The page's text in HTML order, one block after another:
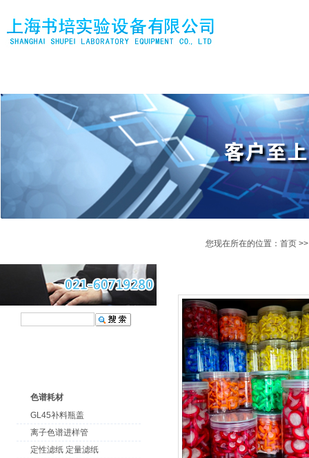
色谱耗材
GL45补料瓶盖
离子色谱进样管
定性滤纸 定量滤纸
您现在所在的位置： 首页